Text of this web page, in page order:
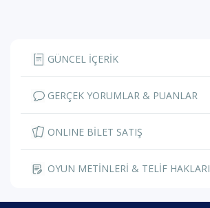
GÜNCEL İÇERİK
GERÇEK YORUMLAR & PUANLAR
ONLINE BİLET SATIŞ
OYUN METİNLERİ & TELİF HAKLARI